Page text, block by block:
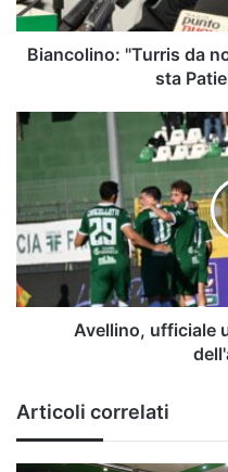
sta
Patierno"
Biancolino: "Turris da
sta
Avellino,
ufficiale
i
dettagli
dell'accordo
Avellino, ufficiale
Articoli correlati